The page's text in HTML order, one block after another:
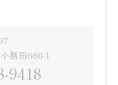
無田660-1
9418